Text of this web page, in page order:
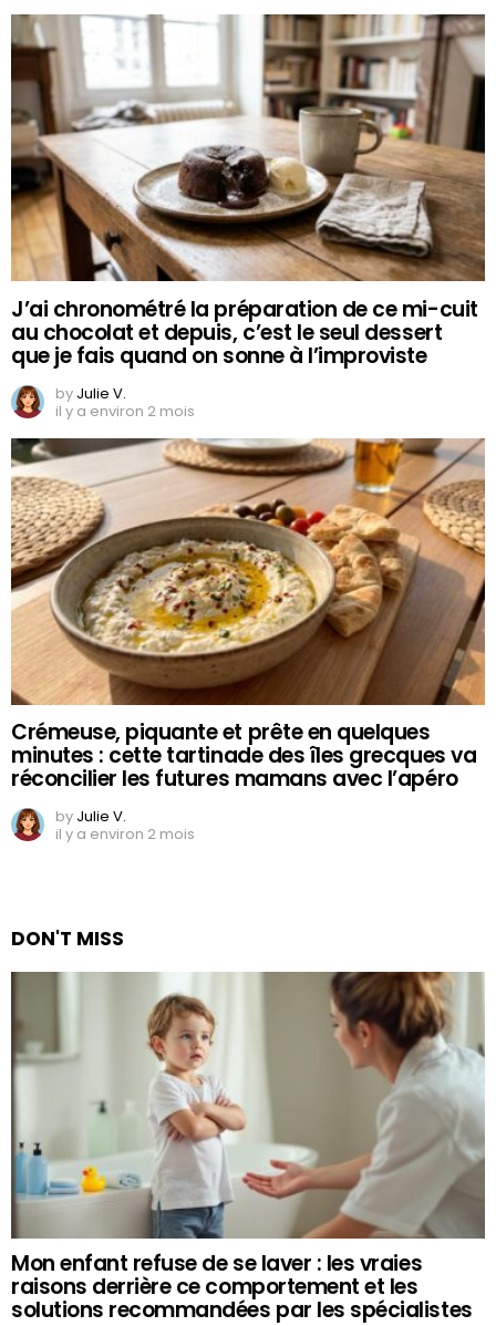
J’ai chronométré la préparation de ce mi-cuit
au chocolat et depuis, c’est le seul dessert
que je fais quand on sonne à l’improviste
by Julie V.
il y a environ 2 mois
Crémeuse, piquante et prête en quelques
minutes : cette tartinade des îles grecques va
réconcilier les futures mamans avec l’apéro
by Julie V.
il y a environ 2 mois
DON'T MISS
Mon enfant refuse de se laver : les vraies
raisons derrière ce comportement et les
solutions recommandées par les spécialistes